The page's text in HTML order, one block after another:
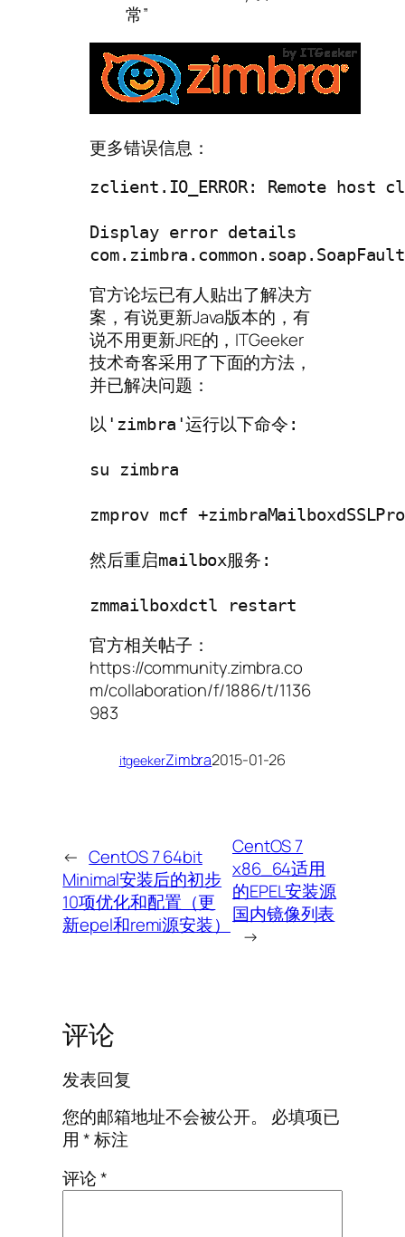
常”
更多错误信息：
zclient.IO_ERROR: Remote host
Display error details
官方论坛已有人贴出了解决方
案，有说更新Java版本的，有
说不用更新JRE的，ITGeeker
技术奇客采用了下面的方法，
并已解决问题：
以'zimbra'运行以下命令:
su zimbra
zmprov mcf
然后重启mailbox服务:
zmmailboxdctl restart
官方相关帖子：
https://community.zimbra.co
m/collaboration/f/1886/t/1136
983
itgeekerZimbra2015-01-26
← CentOS 7 64bit
Minimal安装后的初步
10项优化和配置（更
新epel和remi源安装）
CentOS 7
x86_64适用
的EPEL安装源
国内镜像列表
→
评论
发表回复
您的邮箱地址不会被公开。
必填项已
用*标注
评论*